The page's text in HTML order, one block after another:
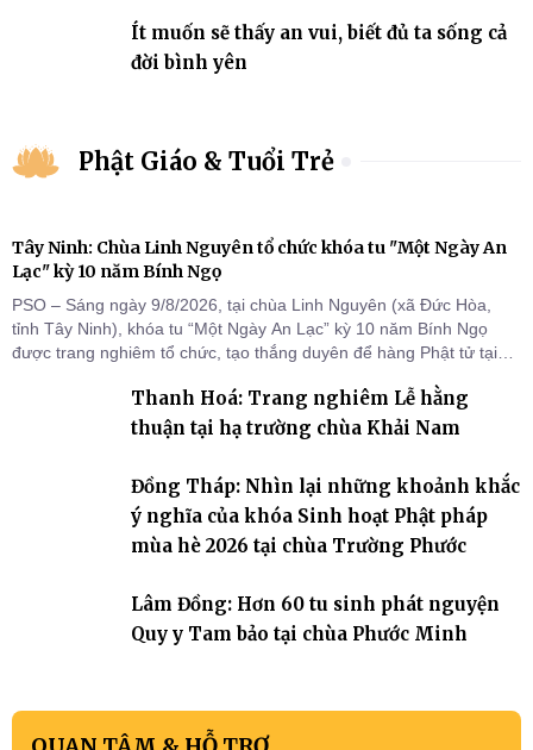
Ít muốn sẽ thấy an vui, biết đủ ta sống cả
đời bình yên
Phật Giáo & Tuổi Trẻ
Tây Ninh: Chùa Linh Nguyên tổ chức khóa tu "Một Ngày An
Lạc" kỳ 10 năm Bính Ngọ
PSO – Sáng ngày 9/8/2026, tại chùa Linh Nguyên (xã Đức Hòa,
tỉnh Tây Ninh), khóa tu “Một Ngày An Lạc” kỳ 10 năm Bính Ngọ
được trang nghiêm tổ chức, tạo thắng duyên để hàng Phật tử tại
Thanh Hoá: Trang nghiêm Lễ hằng
thuận tại hạ trường chùa Khải Nam
Đồng Tháp: Nhìn lại những khoảnh khắc
ý nghĩa của khóa Sinh hoạt Phật pháp
mùa hè 2026 tại chùa Trường Phước
Lâm Đồng: Hơn 60 tu sinh phát nguyện
Quy y Tam bảo tại chùa Phước Minh